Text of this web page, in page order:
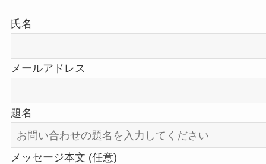
氏名
メールアドレス
題名
メッセージ本文 (任意)